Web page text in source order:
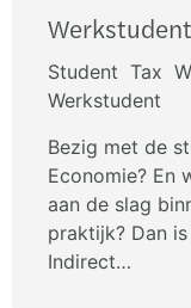
Student Tax
Werkstudent
Bezig met de
Economie? En
aan de slag
praktijk? Dan
Indirect…